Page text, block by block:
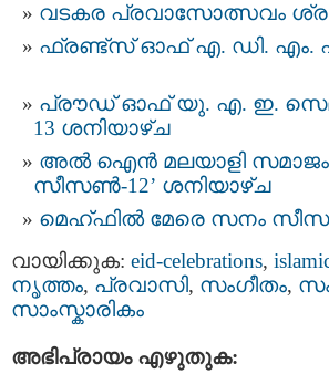
വടകര പ്രവാസോത്സവം
ഫ്രണ്ട്സ് ഓഫ് എ. ഡി.
പ്രൗഡ് ഓഫ് യു. എ. ഇ.
13 ശനിയാഴ്ച
അൽ ഐൻ മലയാളി സമാജം
സീസൺ-12’ ശനിയാഴ്ച
മെഹ്ഫിൽ മേരെ സനം
വായിക്കുക: eid-celebrations,
നൃത്തം, പ്രവാസി, സംഗീതം,
സാംസ്കാരികം
അഭിപ്രായം എഴുതുക: